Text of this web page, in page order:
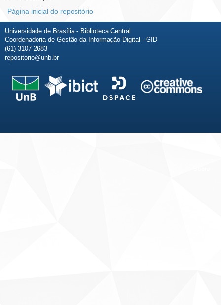
Página inicial do repositório
Universidade de Brasília - Biblioteca Central
Coordenadoria de Gestão da Informação Digital - GID
(61) 3107-2683
repositorio@unb.br